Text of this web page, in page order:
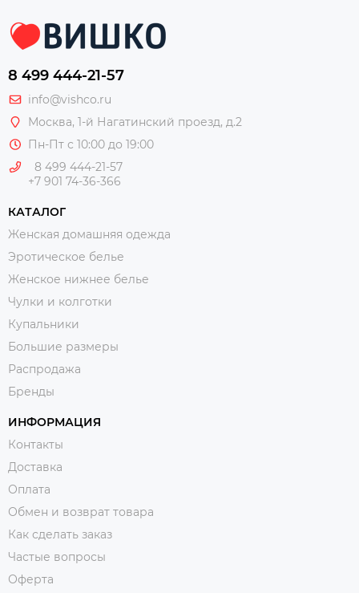
8 499 444-21-57
info@vishco.ru
Москва, 1-й Нагатинский проезд, д.2
Пн-Пт с 10:00 до 19:00
8 499 444-21-57
+7 901 74-36-366
КАТАЛОГ
Женская домашняя одежда
Эротическое белье
Женское нижнее белье
Чулки и колготки
Купальники
Большие размеры
Распродажа
Бренды
ИНФОРМАЦИЯ
Контакты
Доставка
Оплата
Обмен и возврат товара
Как сделать заказ
Частые вопросы
Оферта